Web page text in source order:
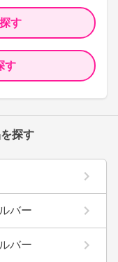
す
す
探す
バー
バー